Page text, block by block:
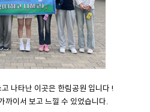
나타난 이곳은 한림공원 입니다 !
까이서 보고 느낄 수 있었습니다.